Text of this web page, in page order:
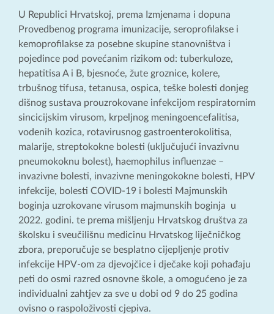
U Republici Hrvatskoj, prema Izmjenama i dopuna
Provedbenog programa imunizacije, seroprofilakse i
kemoprofilakse za posebne skupine stanovništva i
pojedince pod povećanim rizikom od: tuberkuloze,
hepatitisa A i B, bjesnoće, žute groznice, kolere,
trbušnog tifusa, tetanusa, ospica, teške bolesti donjeg
dišnog sustava prouzrokovane infekcijom respiratornim
sincicijskim virusom, krpeljnog meningoencefalitisa,
vodenih kozica, rotavirusnog gastroenterokolitisa,
malarije, streptokokne bolesti (uključujući invazivnu
pneumokoknu bolest), haemophilus influenzae –
invazivne bolesti, invazivne meningokokne bolesti, HPV
infekcije, bolesti COVID-19 i bolesti Majmunskih
boginja uzrokovane virusom majmunskih boginja u
2022. godini. te prema mišljenju Hrvatskog društva za
školsku i sveučilišnu medicinu Hrvatskog liječničkog
zbora, preporučuje se besplatno cijepljenje protiv
infekcije HPV-om za djevojčice i dječake koji pohađaju
peti do osmi razred osnovne škole, a omogućeno je za
individualni zahtjev za sve u dobi od 9 do 25 godina
ovisno o raspoloživosti cjepiva.